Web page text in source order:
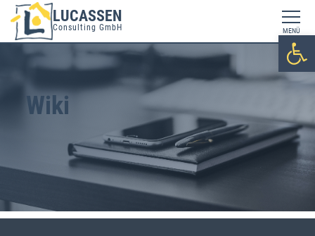
LUCASSEN
Consulting GmbH MENÜ
Wiki